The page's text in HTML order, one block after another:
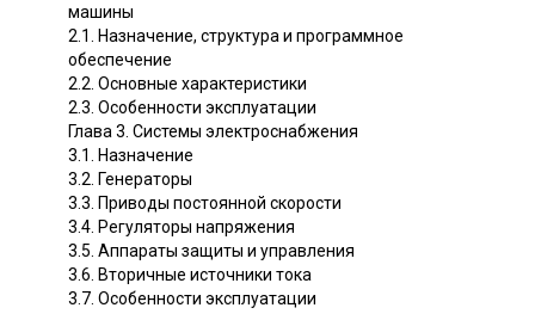
машины
2.1. Назначение, структура и программное
обеспечение
2.2. Основные характеристики
2.3. Особенности эксплуатации
Глава 3. Системы электроснабжения
3.1. Назначение
3.2. Генераторы
3.3. Приводы постоянной скорости
3.4. Регуляторы напряжения
3.5. Аппараты защиты и управления
3.6. Вторичные источники тока
3.7. Особенности эксплуатации